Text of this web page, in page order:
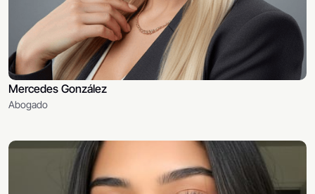
Mercedes González
Abogado